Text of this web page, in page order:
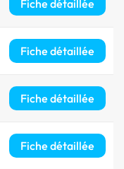
Fiche détaillée
Fiche détaillée
Fiche détaillée
Fiche détaillée